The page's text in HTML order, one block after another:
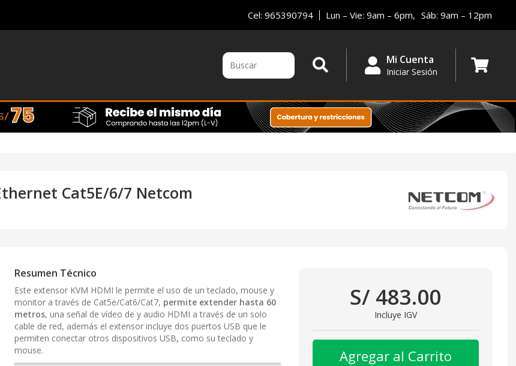
Cel: 965390794 Lun – Vie: 9am – 6pm, Sáb: 9am – 12pm
Mi Cuenta
Iniciar Sesión
Cat5E/6/7 Netcom
Resumen Técnico
Este extensor KVM HDMI le permite el uso de un teclado, mouse y
monitor a través de Cat5e/Cat6/Cat7, permite extender hasta 60
metros, una señal de vídeo de y audio HDMI a través de un solo
cable de red, además el extensor incluye dos puertos USB que le
permiten conectar otros dispositivos USB, como su teclado y
mouse.
S/ 483.00
Incluye IGV
Agregar al Carrito